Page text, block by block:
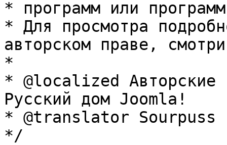
* программ или
* Для просмотра
авторском праве,
*
* @localized Авторские
Русский дом Joomla!
* @translator Sourpuss
*/